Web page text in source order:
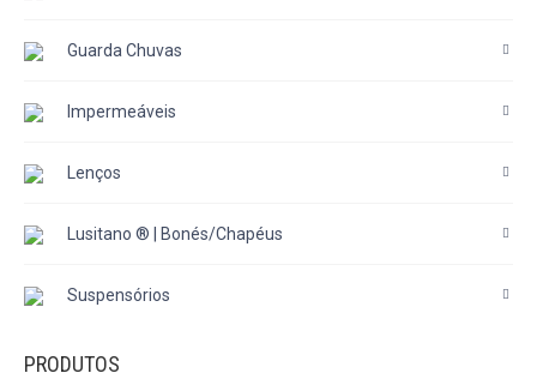
Guarda Chuvas
Impermeáveis
Lenços
Lusitano ® | Bonés/Chapéus
Suspensórios
PRODUTOS